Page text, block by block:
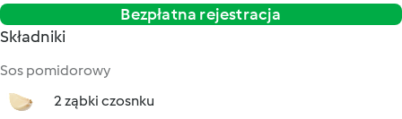
Bezpłatna rejestracja
Składniki
Sos pomidorowy
2 ząbki czosnku